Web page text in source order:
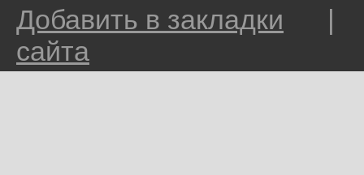
Добавить в закладки
сайта